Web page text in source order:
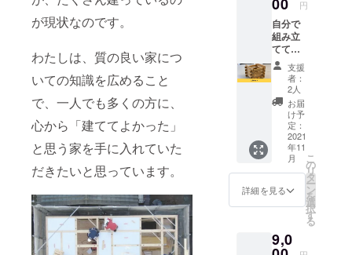
が現状なのです。
わたしは、質の良い家につ
いての知識を広めること
で、一人でも多くの方に、
心から「建ててよかった」
と思う家を手に入れていた
だきたいと思っています。
築相談員
海老名市商
工会議所第
二支部副支
部長
2020年4月～
横浜SW会会
す。）
※何月に
ご参加
いただ
くかは
メール
にてお
伺いい
たしま
す。
なれる
権利で
す。 本
にお名
前を掲
載させ
ていた
だきま
す。 あ
なたの
お名前
を「杉
崎茂夫
の家づ
くりに
本」で
PRでき
円
自分で
組み立
てて使
える工
作キッ
トをお
送りし
ます。
植木鉢
を入れ
たりす
るのに
最適で
す。 ※
送料込
みのお
す。
支援
者：
2人
お届
け予
定：
2021
年11
月
詳細を見る
こ
の
リ
タ
ー
ン
を
選
択
す
る
9,0